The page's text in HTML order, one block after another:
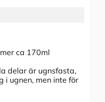
ca 170ml
delar är ugnsfasta,
i ugnen, men inte för